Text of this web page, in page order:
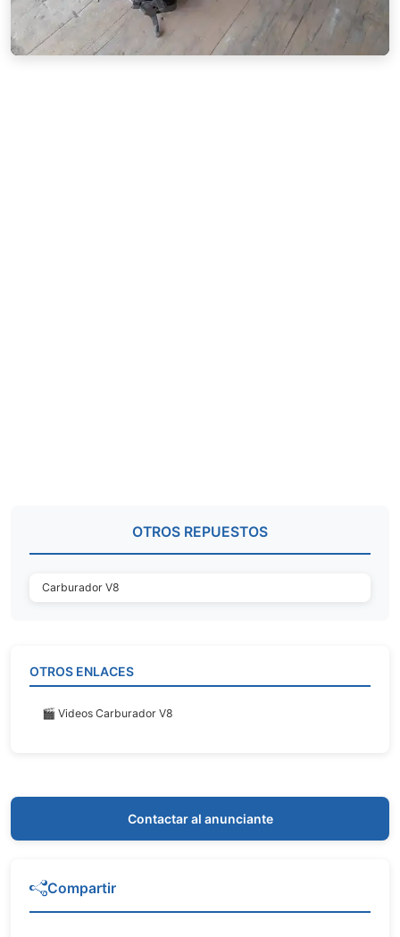
OTROS REPUESTOS
Carburador V8
OTROS ENLACES
🎬 Videos Carburador V8
Contactar al anunciante
Compartir